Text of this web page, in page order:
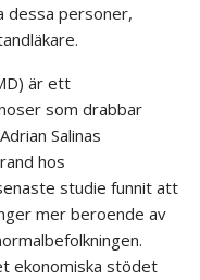
dessa personer,
är ett
som drabbar
Salinas
hos
studie funnit att
mer beroende av
ekonomiska stödet